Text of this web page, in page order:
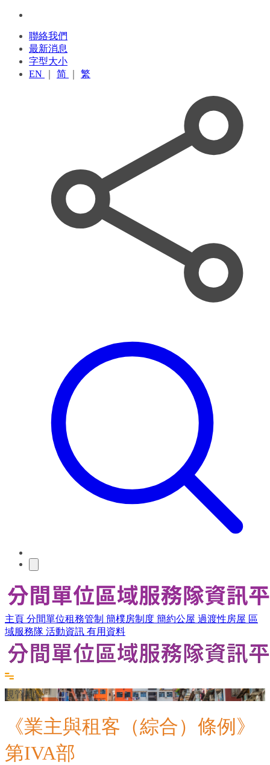
聯絡我們
最新消息
字型大小
EN
简 繁
主頁 分間單位租務管制 簡樸房制度 簡約公屋 過渡性房屋 區
域服務隊 活動資訊 有用資料
規管租賃
《業主與租客（綜合）條例》
第IVA部